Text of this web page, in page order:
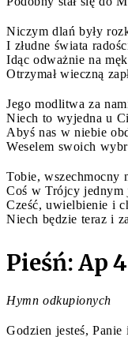
Niczym dlań były
I złudne świata
Idąc odważnie na
Otrzymał wieczną
Jego modlitwa za
Niech to wyjedna u
Abyś nas w niebie
Weselem swoich
Tobie, wszechmocny
Coś w Trójcy jednym
Cześć, uwielbienie i
Niech będzie teraz i
Pieśń: Ap
Hymn odkupionych
Godzien jesteś,